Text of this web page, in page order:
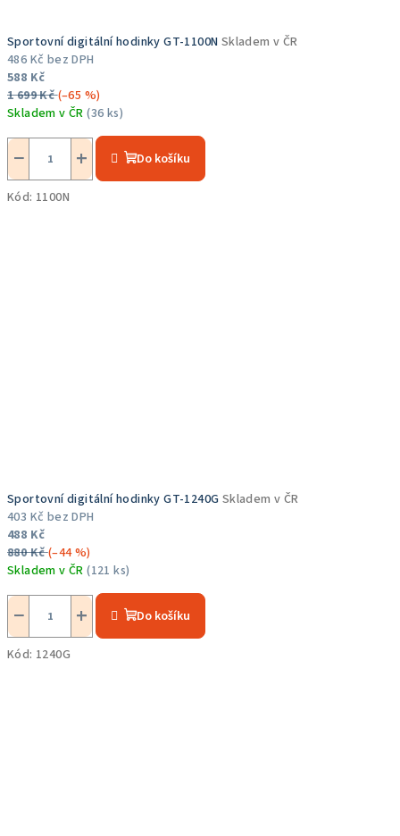
Sportovní digitální hodinky GT-1100N Skladem v ČR
486 Kč bez DPH
588 Kč
1 699 Kč(–65 %)
Skladem v ČR(36 ks)
hodnocení
produktu
je
5,0
+
− Do košíku
Kód: 1100N
Sportovní digitální hodinky GT-1240G Skladem v ČR
403 Kč bez DPH
488 Kč
880 Kč(–44 %)
Skladem v ČR(121 ks)
hodnocení
produktu
je
5,0
+
− Do košíku
Kód: 1240G